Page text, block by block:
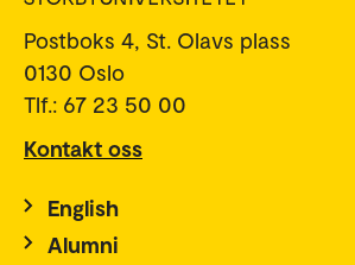
Postboks 4, St. Olavs plass
0130 Oslo
Tlf.: 67 23 50 00
Kontakt oss
English
Alumni